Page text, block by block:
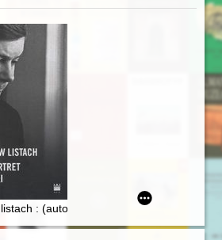
Górnej
humoru i harcie ducha
: (auto)portret wieloraki